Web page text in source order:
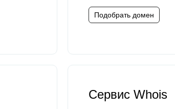
Подобрать домен
Сервис Whois